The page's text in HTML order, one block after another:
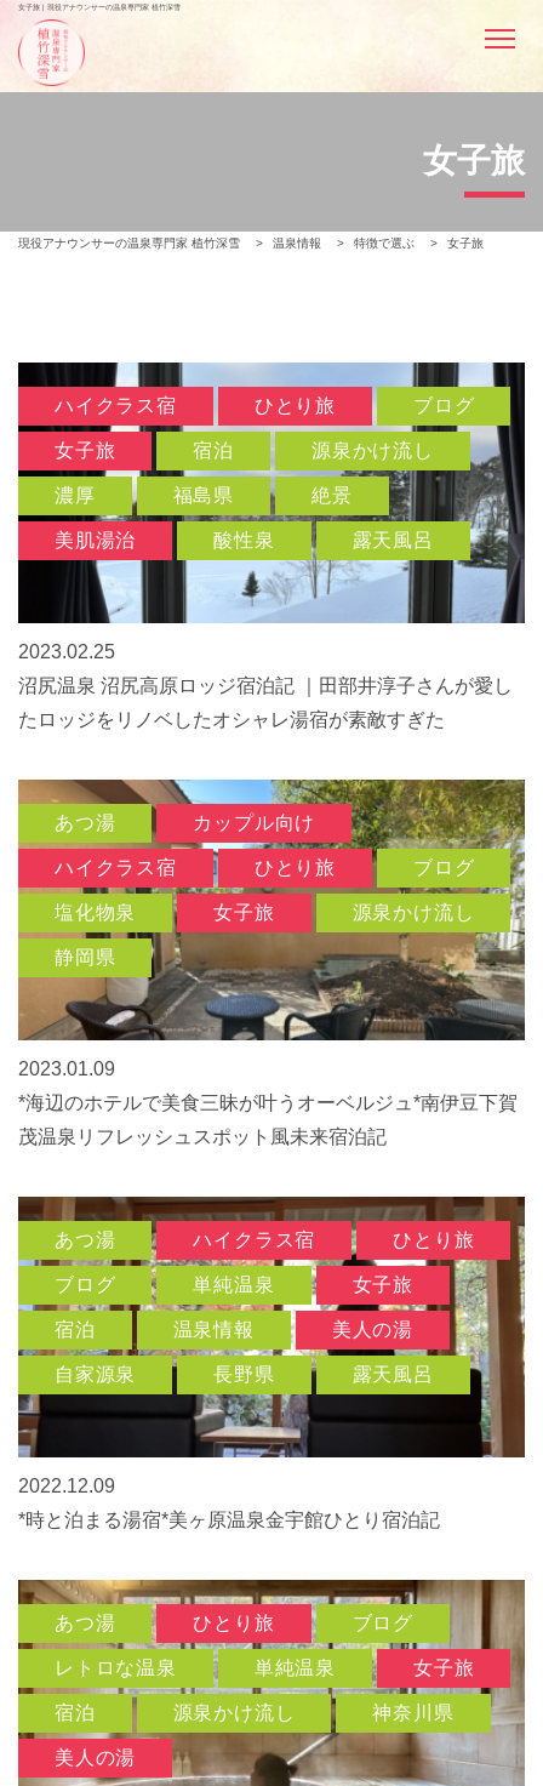
女子旅 | 現役アナウンサーの温泉専門家 植竹深雪
女子旅
現役アナウンサーの温泉専門家 植竹深雪 > 温泉情報 > 特徴で選ぶ > 女子旅
ハイクラス宿 ひとり旅 ブログ
女子旅 宿泊 源泉かけ流し
濃厚 福島県 絶景
美肌湯治 酸性泉 露天風呂
2023.02.25
沼尻温泉 沼尻高原ロッジ宿泊記 ｜田部井淳子さんが愛し
たロッジをリノベしたオシャレ湯宿が素敵すぎた
あつ湯 カップル向け
ハイクラス宿 ひとり旅 ブログ
塩化物泉 女子旅 源泉かけ流し
静岡県
2023.01.09
*海辺のホテルで美食三昧が叶うオーベルジュ*南伊豆下賀
茂温泉リフレッシュスポット風未来宿泊記
あつ湯 ハイクラス宿 ひとり旅
ブログ 単純温泉 女子旅
宿泊 温泉情報 美人の湯
自家源泉 長野県 露天風呂
2022.12.09
*時と泊まる湯宿*美ヶ原温泉金宇館ひとり宿泊記
あつ湯 ひとり旅 ブログ
レトロな温泉 単純温泉 女子旅
宿泊 源泉かけ流し 神奈川県
美人の湯